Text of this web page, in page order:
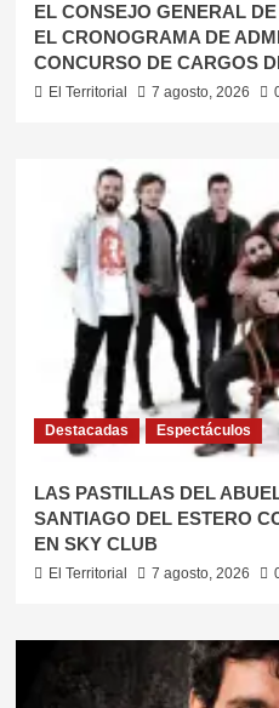
EL CONSEJO GENERAL
EL CRONOGRAMA DE
CONCURSO DE CARGOS
El Territorial 7 agosto, 2026
Destacadas Espectáculos
LAS PASTILLAS DEL
SANTIAGO DEL ESTERO
EN SKY CLUB
El Territorial 7 agosto, 2026